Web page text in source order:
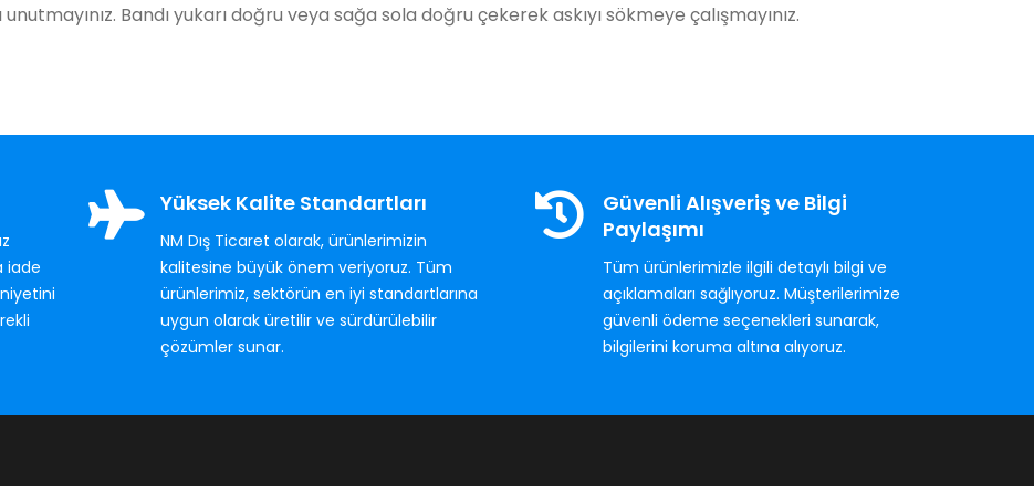
Bandı yukarı doğru veya sağa sola doğru çekerek askıyı sökmeye çalışmayınız.
iade
Yüksek Kalite Standartları
NM Dış Ticaret olarak, ürünlerimizin
kalitesine büyük önem veriyoruz. Tüm
ürünlerimiz, sektörün en iyi standartlarına
uygun olarak üretilir ve sürdürülebilir
çözümler sunar.
Güvenli Alışveriş ve Bilgi
Paylaşımı
Tüm ürünlerimizle ilgili detaylı bilgi ve
açıklamaları sağlıyoruz. Müşterilerimize
güvenli ödeme seçenekleri sunarak,
bilgilerini koruma altına alıyoruz.